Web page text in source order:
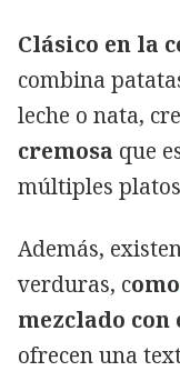
Clásico en la
combina
leche o nata,
cremosa que
múltiples
Además,
verduras, como
mezclado
ofrecen una